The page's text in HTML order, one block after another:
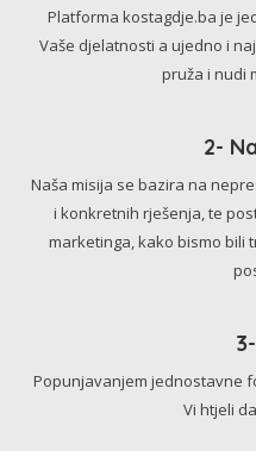
Platforma kostagdje.ba je
Vaše djelatnosti a ujedno i
pruža i nudi
2-
Naša misija se bazira na
i konkretnih rješenja, te
marketinga, kako bismo bili
Popunjavanjem jednostavne
Vi htjeli